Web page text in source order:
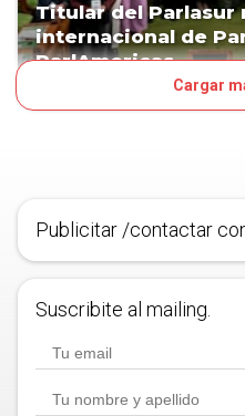
Titular del Parlasur
internacional de
ParlAmericas
Cargar
Publicitar /contactar
Suscribite al mailing.